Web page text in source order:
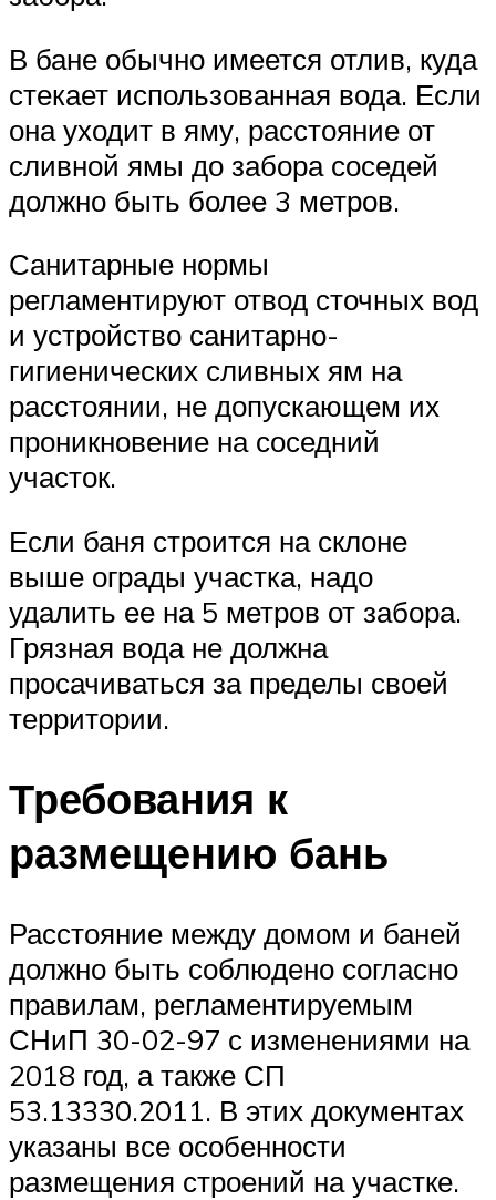
В бане обычно имеется отлив, куда
стекает использованная вода. Если
она уходит в яму, расстояние от
сливной ямы до забора соседей
должно быть более 3 метров.
Санитарные нормы
регламентируют отвод сточных вод
и устройство санитарно-
гигиенических сливных ям на
расстоянии, не допускающем их
проникновение на соседний
участок.
Если баня строится на склоне
выше ограды участка, надо
удалить ее на 5 метров от забора.
Грязная вода не должна
просачиваться за пределы своей
территории.
Требования к
размещению бань
Расстояние между домом и баней
должно быть соблюдено согласно
правилам, регламентируемым
СНиП 30-02-97 с изменениями на
2018 год, а также СП
53.13330.2011. В этих документах
указаны все особенности
размещения строений на участке.